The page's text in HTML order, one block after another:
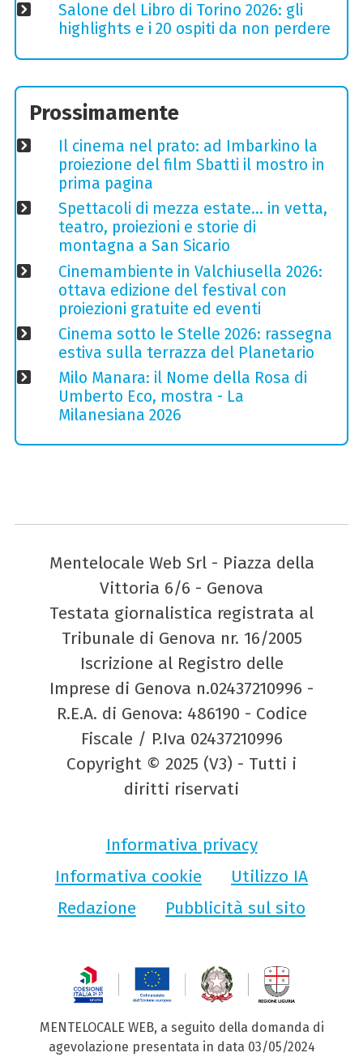
Salone del Libro di Torino 2026: gli
highlights e i 20 ospiti da non perdere
Prossimamente
Il cinema nel prato: ad Imbarkino la
proiezione del film Sbatti il mostro in
prima pagina
Spettacoli di mezza estate… in vetta,
teatro, proiezioni e storie di
montagna a San Sicario
Cinemambiente in Valchiusella 2026:
ottava edizione del festival con
proiezioni gratuite ed eventi
Cinema sotto le Stelle 2026: rassegna
estiva sulla terrazza del Planetario
Milo Manara: il Nome della Rosa di
Umberto Eco, mostra - La
Milanesiana 2026
Mentelocale Web Srl - Piazza della
Vittoria 6/6 - Genova
Testata giornalistica registrata al
Tribunale di Genova nr. 16/2005
Iscrizione al Registro delle
Imprese di Genova n.02437210996 -
R.E.A. di Genova: 486190 - Codice
Fiscale / P.Iva 02437210996
Copyright © 2025 (V3) - Tutti i
diritti riservati
Informativa privacy
Informativa cookie
Utilizzo IA
Redazione
Pubblicità sul sito
MENTELOCALE WEB, a seguito della domanda di
agevolazione presentata in data 03/05/2024